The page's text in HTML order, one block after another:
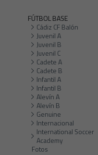
FÚTBOL BASE
Cádiz CF Balón
Juvenil A
Juvenil B
Juvenil C
Cadete A
Cadete B
Infantil A
Infantil B
Alevín A
Alevín B
Genuine
Internacional
International Soccer
Academy
Fotos